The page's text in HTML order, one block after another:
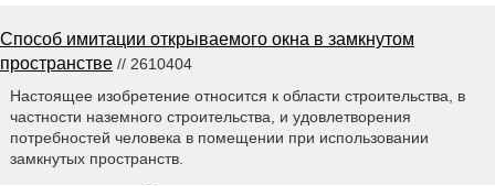
Способ имитации открываемого окна в замкнутом
пространстве // 2610404
Настоящее изобретение относится к области строительства, в
частности наземного строительства, и удовлетворения
потребностей человека в помещении при использовании
замкнутых пространств.